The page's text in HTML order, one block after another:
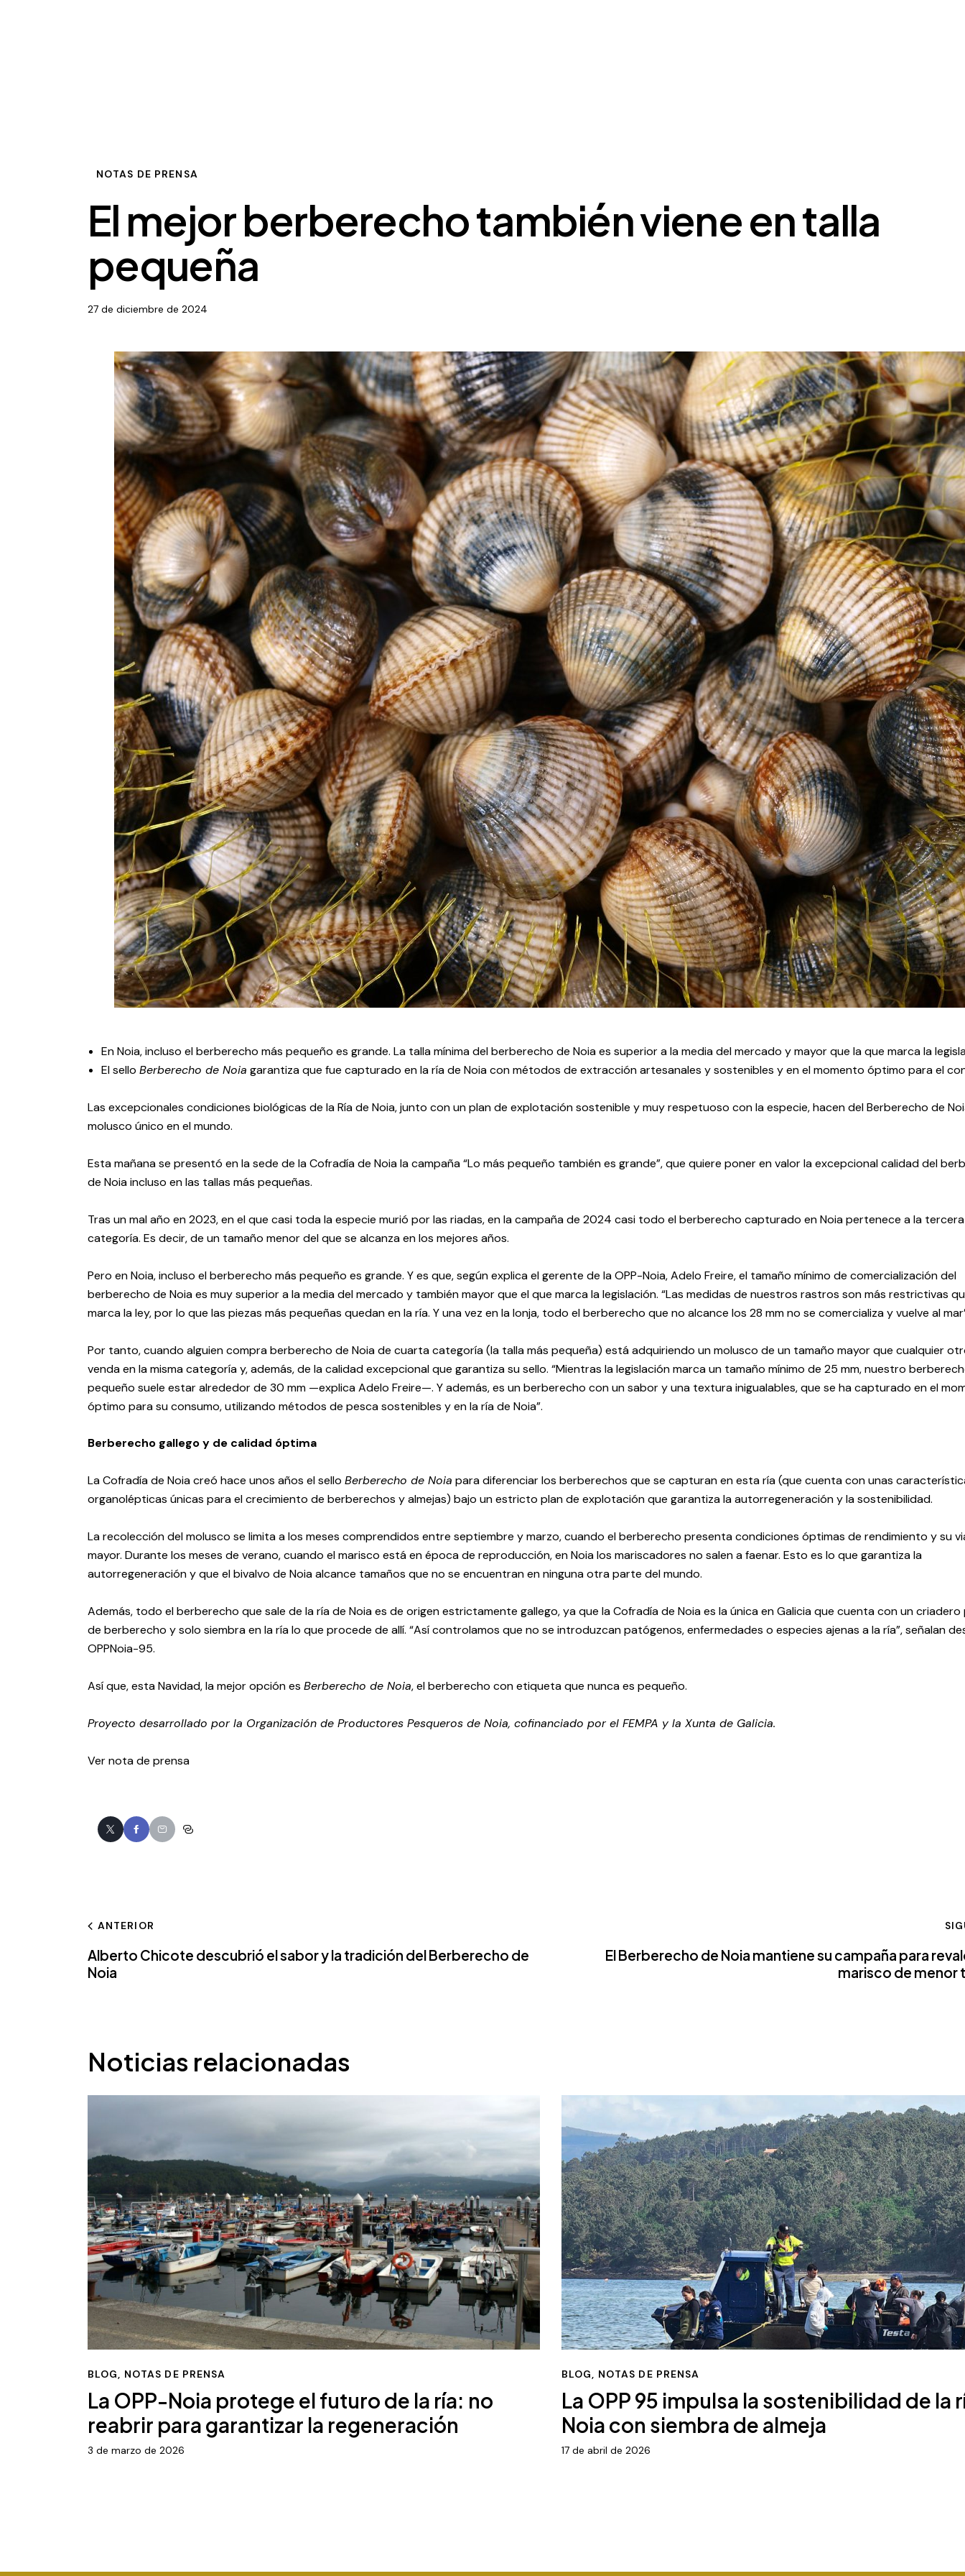
NOTAS DE PRENSA
El mejor berberecho también viene en talla
pequeña
27 de diciembre de 2024
En Noia, incluso el berberecho más pequeño es grande. La talla mínima del berberecho de Noia es superior a la media del mercado y mayor que la que marca la
El selloBerberecho de Noia garantiza que fue capturado en la ría de Noia con métodos de extracción artesanales y sostenibles y en el momento óptimo para el
Las excepcionales condiciones biológicas de la Ría de Noia, junto con un plan de explotación sostenible y muy respetuoso con la especie, hacen del Berberecho de
molusco único en el mundo.
Esta mañana se presentó en la sede de la Cofradía de Noia la campaña “Lo más pequeño también es grande”, que quiere poner en valor la excepcional calidad del
de Noia incluso en las tallas más pequeñas.
Tras un mal año en 2023, en el que casi toda la especie murió por las riadas, en la campaña de 2024 casi todo el berberecho capturado en Noia pertenece a la
categoría. Es decir, de un tamaño menor del que se alcanza en los mejores años.
Pero en Noia, incluso el berberecho más pequeño es grande. Y es que, según explica el gerente de la OPP-Noia, Adelo Freire, el tamaño mínimo de comercialización del
berberecho de Noia es muy superior a la media del mercado y también mayor que el que marca la legislación. “Las medidas de nuestros rastros son más restrictivas
marca la ley, por lo que las piezas más pequeñas quedan en la ría. Y una vez en la lonja, todo el berberecho que no alcance los 28 mm no se comercializa y vuelve al
Por tanto, cuando alguien compra berberecho de Noia de cuarta categoría (la talla más pequeña) está adquiriendo un molusco de un tamaño mayor que cualquier
venda en la misma categoría y, además, de la calidad excepcional que garantiza su sello. “Mientras la legislación marca un tamaño mínimo de 25 mm, nuestro
pequeño suele estar alrededor de 30 mm —explica Adelo Freire—. Y además, es un berberecho con un sabor y una textura inigualables, que se ha capturado en el
óptimo para su consumo, utilizando métodos de pesca sostenibles y en la ría de Noia”.
Berberecho gallego y de calidad óptima
La Cofradía de Noia creó hace unos años el sello Berberecho de Noia para diferenciar los berberechos que se capturan en esta ría (que cuenta con unas
organolépticas únicas para el crecimiento de berberechos y almejas) bajo un estricto plan de explotación que garantiza la autorregeneración y la sostenibilidad.
La recolección del molusco se limita a los meses comprendidos entre septiembre y marzo, cuando el berberecho presenta condiciones óptimas de rendimiento y su
mayor. Durante los meses de verano, cuando el marisco está en época de reproducción, en Noia los mariscadores no salen a faenar. Esto es lo que garantiza la
autorregeneración y que el bivalvo de Noia alcance tamaños que no se encuentran en ninguna otra parte del mundo.
Además, todo el berberecho que sale de la ría de Noia es de origen estrictamente gallego, ya que la Cofradía de Noia es la única en Galicia que cuenta con un
de berberecho y solo siembra en la ría lo que procede de allí. “Así controlamos que no se introduzcan patógenos, enfermedades o especies ajenas a la ría”, señalan
OPPNoia-95.
Así que, esta Navidad, la mejor opción es Berberecho de Noia, el berberecho con etiqueta que nunca es pequeño.
Proyecto desarrollado por la Organización de Productores Pesqueros de Noia, cofinanciado por el FEMPA y la Xunta de Galicia.
Ver nota de prensa
ANTERIOR
Alberto Chicote descubrió el sabor y la tradición del Berberecho de
Noia
El Berberecho de Noia mantiene su campaña para
marisco de menor
Noticias relacionadas
BLOG, NOTAS DE PRENSA
La OPP-Noia protege el futuro de la ría: no
reabrir para garantizar la regeneración
3 de marzo de 2026
BLOG, NOTAS DE PRENSA
La OPP 95 impulsa la sostenibilidad de la
Noia con siembra de almeja
17 de abril de 2026